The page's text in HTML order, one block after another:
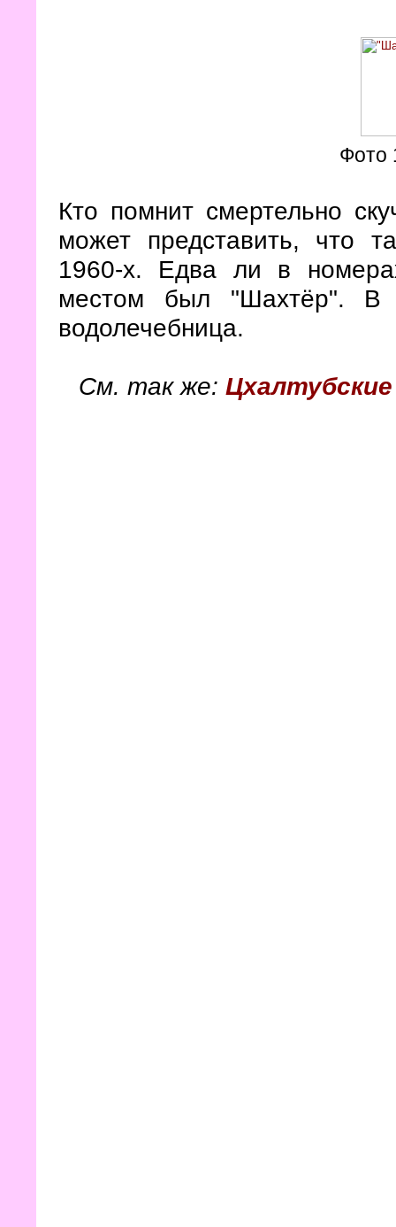
Фото
Кто помнит смертельно
может представить, что
1960-х. Едва ли в
местом был "Шахтёр". В
водолечебница.
См. так же: